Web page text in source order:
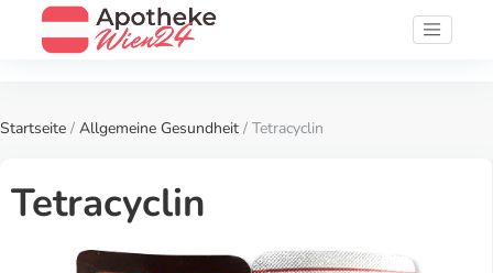
Startseite / Allgemeine Gesundheit / Tetracyclin
Tetracyclin